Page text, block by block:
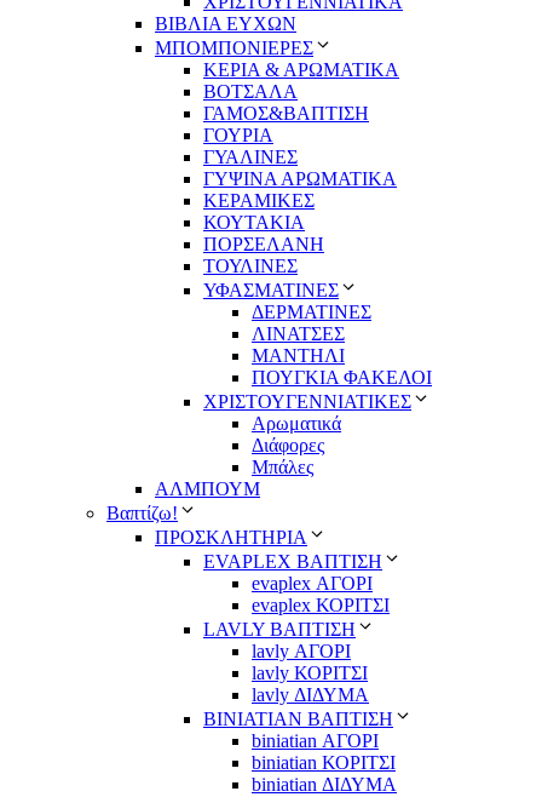
ΒΙΒΛΙΑ ΕΥΧΩΝ
ΜΠΟΜΠΟΝΙΕΡΕΣ
ΚΕΡΙΑ & ΑΡΩΜΑΤΙΚΑ
ΒΟΤΣΑΛΑ
ΓΑΜΟΣ&ΒΑΠΤΙΣΗ
ΓΟΥΡΙΑ
ΓΥΑΛΙΝΕΣ
ΓΥΨΙΝΑ ΑΡΩΜΑΤΙΚΑ
ΚΕΡΑΜΙΚΕΣ
ΚΟΥΤΑΚΙΑ
ΠΟΡΣΕΛΑΝΗ
ΤΟΥΛΙΝΕΣ
ΥΦΑΣΜΑΤΙΝΕΣ
ΔΕΡΜΑΤΙΝΕΣ
ΛΙΝΑΤΣΕΣ
ΜΑΝΤΗΛΙ
ΠΟΥΓΚΙΑ ΦΑΚΕΛΟΙ
ΧΡΙΣΤΟΥΓΕΝΝΙΑΤΙΚΕΣ
Αρωματικά
Διάφορες
Μπάλες
ΑΛΜΠΟΥΜ
Βαπτίζω!
ΠΡΟΣΚΛΗΤΗΡΙΑ
EVAPLEX ΒΑΠΤΙΣΗ
evaplex ΑΓΟΡΙ
evaplex ΚΟΡΙΤΣΙ
LAVLY ΒΑΠΤΙΣΗ
lavly ΑΓΟΡΙ
lavly ΚΟΡΙΤΣΙ
lavly ΔΙΔΥΜΑ
ΒΙΝΙΑΤΙΑΝ ΒΑΠΤΙΣΗ
biniatian ΑΓΟΡΙ
biniatian ΚΟΡΙΤΣΙ
biniatian ΔΙΔΥΜΑ